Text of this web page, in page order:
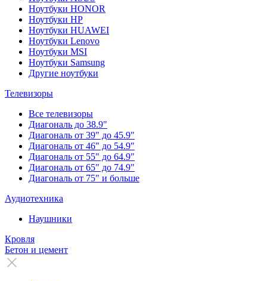
Ноутбуки HONOR
Ноутбуки HP
Ноутбуки HUAWEI
Ноутбуки Lenovo
Ноутбуки MSI
Ноутбуки Samsung
Другие ноутбуки
Телевизоры
Все телевизоры
Диагональ до 38.9"
Диагональ от 39" до 45.9"
Диагональ от 46" до 54.9"
Диагональ от 55" до 64.9"
Диагональ от 65" до 74.9"
Диагональ от 75" и больше
Аудиотехника
Наушники
Кровля
Бетон и цемент